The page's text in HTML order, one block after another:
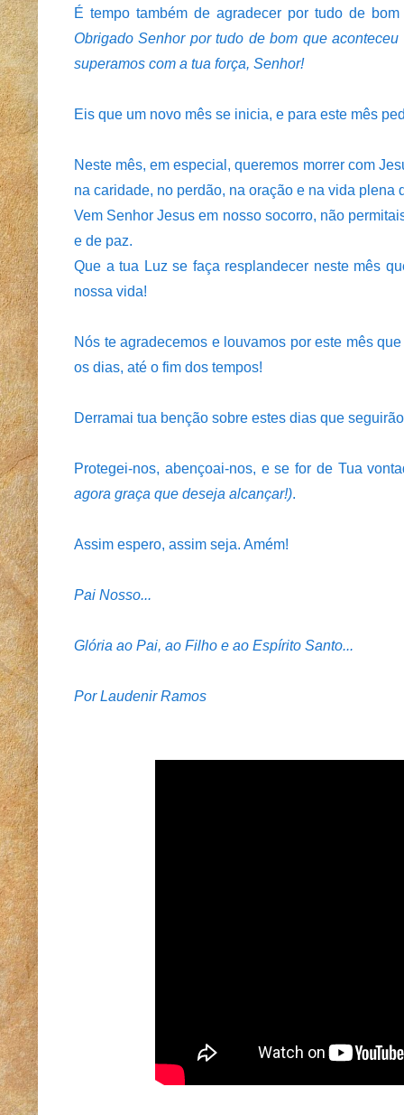
É tempo também de agradecer por tudo de
Obrigado Senhor por tudo de bom que
superamos com a tua força, Senhor!
Eis que um novo mês se inicia, e para este mês
Neste mês, em especial, queremos morrer com
na caridade, no perdão, na oração e na vida plena
Vem Senhor Jesus em nosso socorro, não
e de paz.
Que a tua Luz se faça resplandecer neste mês
nossa vida!
Nós te agradecemos e louvamos por este mês
os dias, até o fim dos tempos!
Derramai tua benção sobre estes dias que
Protegei-nos, abençoai-nos, e se for de Tua
agora graça que deseja alcançar!).
Assim espero, assim seja. Amém!
Pai Nosso...
Glória ao Pai, ao Filho e ao Espírito Santo...
Por Laudenir Ramos